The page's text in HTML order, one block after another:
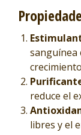
sanguínea
reduce el
libres y el